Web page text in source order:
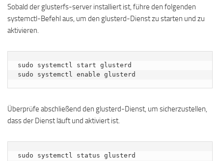
Sobald der glusterfs-server installiert ist, führe den folgenden
systemctl-Befehl aus, um den glusterd-Dienst zu starten und zu
aktivieren.
sudo systemctl start glusterd
sudo systemctl enable glusterd
Überprüfe abschließend den glusterd-Dienst, um sicherzustellen,
dass der Dienst läuft und aktiviert ist.
sudo systemctl status glusterd